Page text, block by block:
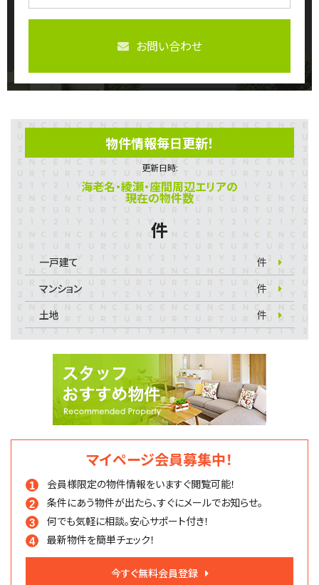
お問い合わせ
物件情報毎日更新！
更新日時:
海老名・綾瀬・座間周辺エリアの
現在の物件数
件
一戸建て
件
マンション
件
土地
件
マイページ会員募集中！
会員様限定の物件情報をいますぐ閲覧可能！
条件にあう物件が出たら、すぐにメールでお知らせ。
何でも気軽に相談。安心サポート付き！
最新物件を簡単チェック！
今すぐ無料会員登録